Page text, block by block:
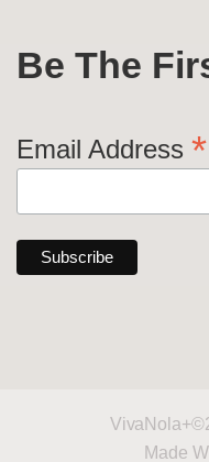
Be The
Email Address *
Made